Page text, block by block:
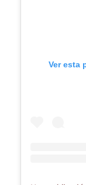
Ver esta